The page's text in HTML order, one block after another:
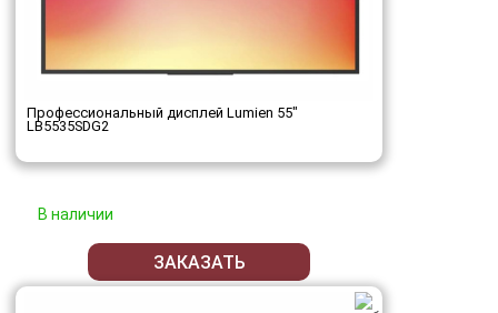
Профессиональный дисплей Lumien 55"
LB5535SDG2
В наличии
ЗАКАЗАТЬ